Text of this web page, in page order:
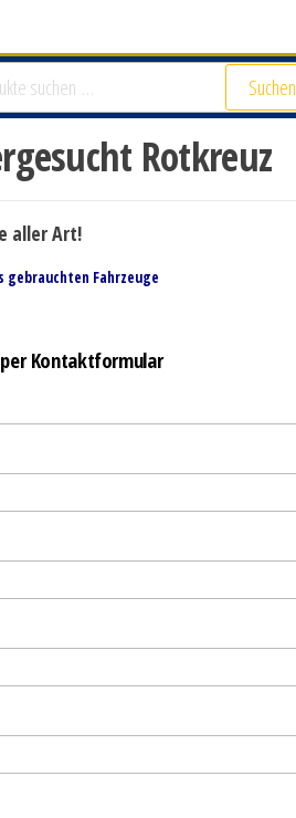
Suchen
Rotkreuz
aller Art!
gebrauchten Fahrzeuge
Kontaktformular